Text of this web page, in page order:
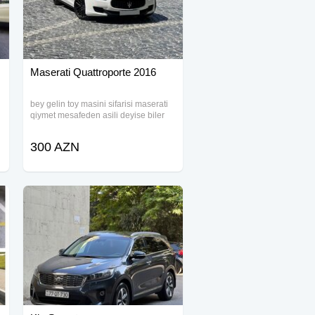
Maserati Quattroporte 2016
bey gelin toy masini sifarisi maserati
qiymet mesafeden asili deyise biler
300 AZN